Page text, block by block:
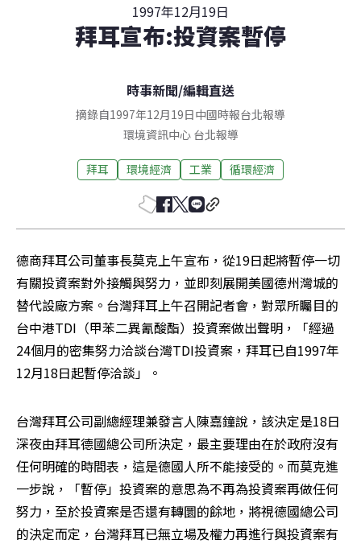
1997年12月19日
拜耳宣布:投資案暫停
時事新聞/編輯直送
摘錄自1997年12月19日中國時報台北報導
環境資訊中心 台北報導
拜耳 環境經濟 工業 循環經濟
德商拜耳公司董事長莫克上午宣布，從19日起將暫停一切
有關投資案對外接觸與努力，並即刻展開美國德州灣城的
替代設廠方案。台灣拜耳上午召開記者會，對眾所矚目的
台中港TDI（甲苯二異氰酸酯）投資案做出聲明，「經過
24個月的密集努力洽談台灣TDI投資案，拜耳已自1997年
12月18日起暫停洽談」。
台灣拜耳公司副總經理兼發言人陳嘉鐘說，該決定是18日
深夜由拜耳德國總公司所決定，最主要理由在於政府沒有
任何明確的時間表，這是德國人所不能接受的。而莫克進
一步說，「暫停」投資案的意思為不再為投資案再做任何
努力，至於投資案是否還有轉圜的餘地，將視德國總公司
的決定而定，台灣拜耳已無立場及權力再進行與投資案有